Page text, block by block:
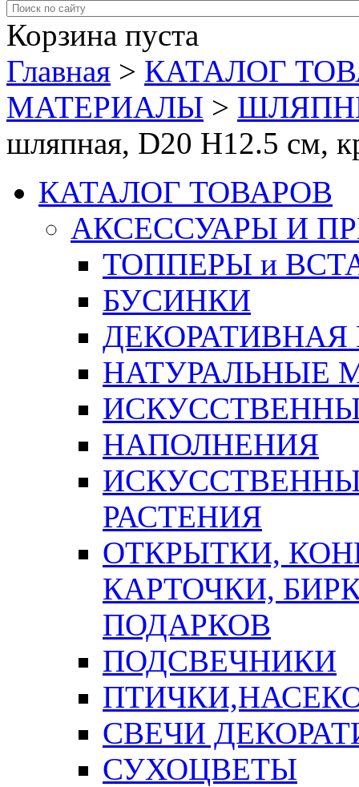
Корзина пуста
Главная > КАТАЛОГ
МАТЕРИАЛЫ >
шляпная, D20 H12.5 см,
КАТАЛОГ ТОВАРОВ
АКСЕССУАРЫ И
ТОППЕРЫ и
БУСИНКИ
ДЕКОРАТИВНАЯ
НАТУРАЛЬНЫЕ
НАПОЛНЕНИЯ
РАСТЕНИЯ
ОТКРЫТКИ,
КАРТОЧКИ,
ПОДАРКОВ
ПОДСВЕЧНИКИ
СВЕЧИ
СУХОЦВЕТЫ